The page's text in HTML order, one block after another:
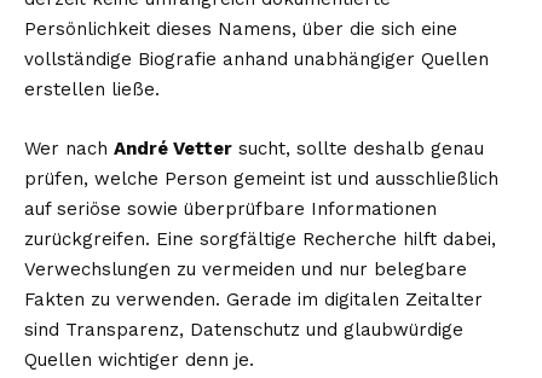
Persönlichkeit dieses Namens, über die sich eine
vollständige Biografie anhand unabhängiger Quellen
erstellen ließe.
Wer nach André Vetter sucht, sollte deshalb genau
prüfen, welche Person gemeint ist und ausschließlich
auf seriöse sowie überprüfbare Informationen
zurückgreifen. Eine sorgfältige Recherche hilft dabei,
Verwechslungen zu vermeiden und nur belegbare
Fakten zu verwenden. Gerade im digitalen Zeitalter
sind Transparenz, Datenschutz und glaubwürdige
Quellen wichtiger denn je.